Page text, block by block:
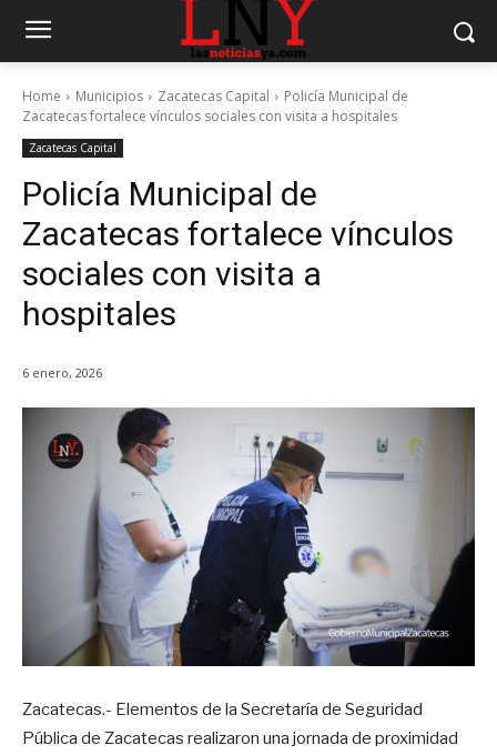
Home Municipios Zacatecas Capital
Policía Municipal de
Zacatecas fortalece vínculos sociales con visita a hospitales
Zacatecas Capital
Policía Municipal de
Zacatecas fortalece vínculos
sociales con visita a
hospitales
6 enero, 2026
Zacatecas.- Elementos de la Secretaría de Seguridad
Pública de Zacatecas realizaron una jornada de proximidad